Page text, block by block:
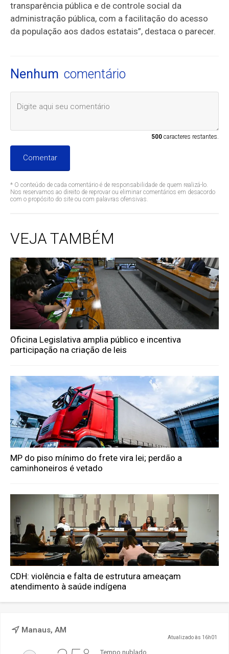
transparência pública e de controle social da
administração pública, com a facilitação do acesso
da população aos dados estatais”, destaca o parecer.
Nenhum comentário
500caracteres restantes.
Comentar
* O conteúdo de cada comentário é de responsabilidade de quem realizá-lo.
Nos reservamos ao direito de reprovar ou eliminar comentários em desacordo
com o propósito do site ou com palavras ofensivas.
VEJA TAMBÉM
Oficina Legislativa amplia público e incentiva
participação na criação de leis
MP do piso mínimo do frete vira lei; perdão a
caminhoneiros é vetado
CDH: violência e falta de estrutura ameaçam
atendimento à saúde indígena
Manaus, AM
Atualizado às 16h01
Tempo nublado